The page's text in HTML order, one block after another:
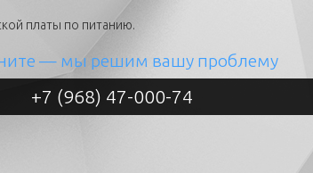
платы по питанию.
— мы решим вашу проблему
+7 (968) 47-000-74